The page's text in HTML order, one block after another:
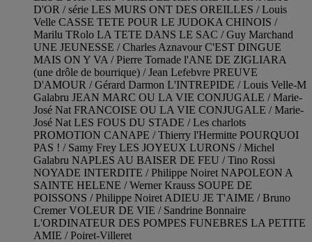
D'OR / série LES MURS ONT DES OREILLES / Louis
Velle CASSE TETE POUR LE JUDOKA CHINOIS /
Marilu TRolo LA TETE DANS LE SAC / Guy Marchand
UNE JEUNESSE / Charles Aznavour C'EST DINGUE
MAIS ON Y VA / Pierre Tornade l'ANE DE ZIGLIARA
(une drôle de bourrique) / Jean Lefebvre PREUVE
D'AMOUR / Gérard Darmon L'INTREPIDE / Louis Velle-M
Galabru JEAN MARC OU LA VIE CONJUGALE / Marie-
José Nat FRANCOISE OU LA VIE CONJUGALE / Marie-
José Nat LES FOUS DU STADE / Les charlots
PROMOTION CANAPE / Thierry l'Hermitte POURQUOI
PAS ! / Samy Frey LES JOYEUX LURONS / Michel
Galabru NAPLES AU BAISER DE FEU / Tino Rossi
NOYADE INTERDITE / Philippe Noiret NAPOLEON A
SAINTE HELENE / Werner Krauss SOUPE DE
POISSONS / Philippe Noiret ADIEU JE T'AIME / Bruno
Cremer VOLEUR DE VIE / Sandrine Bonnaire
L'ORDINATEUR DES POMPES FUNEBRES LA PETITE
AMIE / Poiret-Villeret